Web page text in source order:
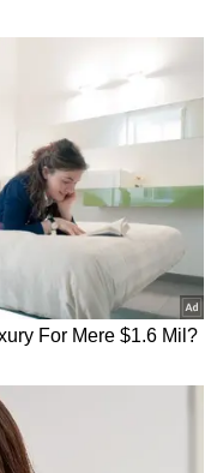
మీ దగ్గర
వాడవచ్చు. ఈ
పాలల్లో
పాలు చిక్కబడిన
చల్లారనివ్వాలి.